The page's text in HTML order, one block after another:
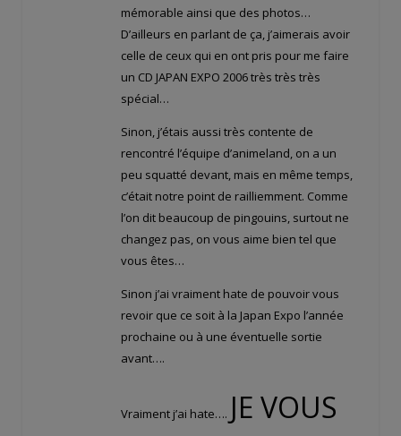
mémorable ainsi que des photos…
D’ailleurs en parlant de ça, j’aimerais avoir
celle de ceux qui en ont pris pour me faire
un CD JAPAN EXPO 2006 très très très
spécial…
Sinon, j’étais aussi très contente de
rencontré l’équipe d’animeland, on a un
peu squatté devant, mais en même temps,
c’était notre point de railliemment. Comme
l’on dit beaucoup de pingouins, surtout ne
changez pas, on vous aime bien tel que
vous êtes…
Sinon j’ai vraiment hate de pouvoir vous
revoir que ce soit à la Japan Expo l’année
prochaine ou à une éventuelle sortie
avant….
Vraiment j’ai hate…. JE VOUS